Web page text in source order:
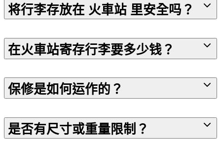
将行李存放在 火車站 里安全吗？
在火車站寄存行李要多少钱？
保修是如何运作的？
是否有尺寸或重量限制？